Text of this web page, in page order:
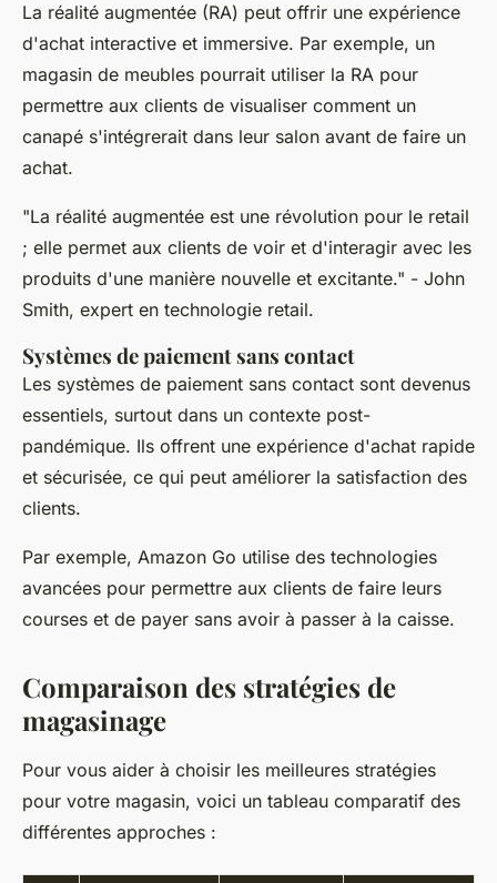
La réalité augmentée (RA) peut offrir une expérience
d'achat interactive et immersive. Par exemple, un
magasin de meubles pourrait utiliser la RA pour
permettre aux clients de visualiser comment un
canapé s'intégrerait dans leur salon avant de faire un
achat.
"La réalité augmentée est une révolution pour le retail
; elle permet aux clients de voir et d'interagir avec les
produits d'une manière nouvelle et excitante." - John
Smith, expert en technologie retail.
Systèmes de paiement sans contact
Les systèmes de paiement sans contact sont devenus
essentiels, surtout dans un contexte post-
pandémique. Ils offrent une expérience d'achat rapide
et sécurisée, ce qui peut améliorer la satisfaction des
clients.
Par exemple, Amazon Go utilise des technologies
avancées pour permettre aux clients de faire leurs
courses et de payer sans avoir à passer à la caisse.
Comparaison des stratégies de
magasinage
Pour vous aider à choisir les meilleures stratégies
pour votre magasin, voici un tableau comparatif des
différentes approches :